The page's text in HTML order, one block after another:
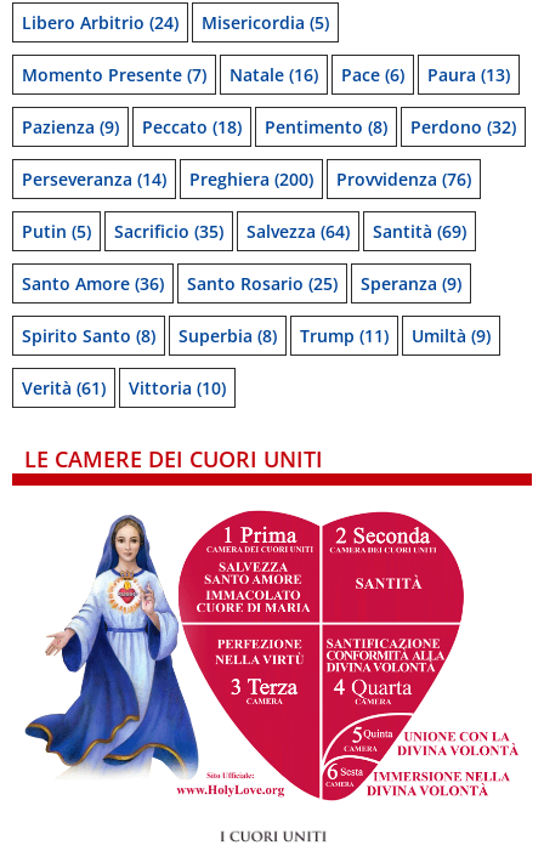
Libero Arbitrio (24) Misericordia (5)
Momento Presente (7) Natale (16) Pace (6) Paura (13)
Pazienza (9) Peccato (18) Pentimento (8) Perdono (32)
Perseveranza (14) Preghiera (200) Provvidenza (76)
Putin (5) Sacrificio (35) Salvezza (64) Santità (69)
Santo Amore (36) Santo Rosario (25) Speranza (9)
Spirito Santo (8) Superbia (8) Trump (11) Umiltà (9)
Verità (61) Vittoria (10)
LE CAMERE DEI CUORI UNITI